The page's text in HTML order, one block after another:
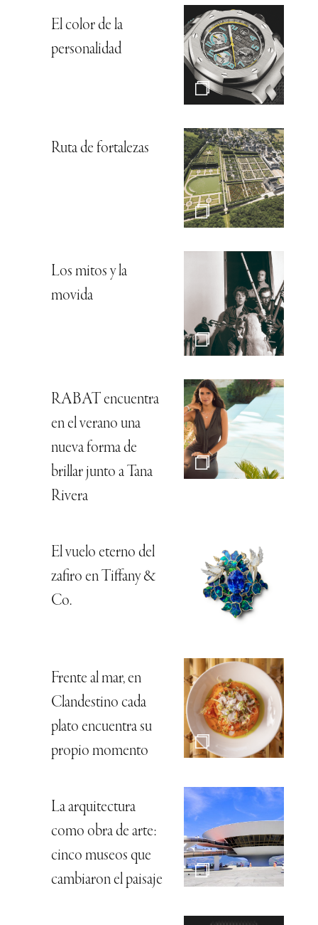
El color de la
personalidad
Ruta de fortalezas
Los mitos y la
movida
RABAT encuentra
en el verano una
nueva forma de
brillar junto a Tana
Rivera
El vuelo eterno del
zafiro en Tiffany &
Co.
Frente al mar, en
Clandestino cada
plato encuentra su
propio momento
La arquitectura
como obra de arte:
cinco museos que
cambiaron el paisaje